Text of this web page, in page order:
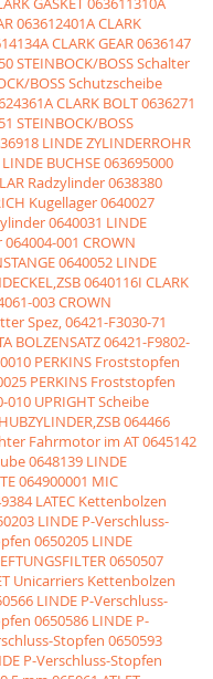
063612401A CLARK
CLARK GEAR0636147
STEINBOCK/BOSS Schalter
BOSS Schutzscheibe
CLARK BOLT0636271
STEINBOCK/BOSS
LINDE ZYLINDERROHR
BUCHSE063695000
Radzylinder0638380
Kugellager0640027
0640031 LINDE
064004-001 CROWN
0640052 LINDE
0640116I CLARK
003 CROWN
Spez,06421-F3030-71
BOLZENSATZ06421-F9802-
PERKINS Froststopfen
PERKINS Froststopfen
010 UPRIGHT Scheibe
064466
Fahrmotor im AT0645142
0648139 LINDE
064900001 MIC
LATEC Kettenbolzen
LINDE P-Verschluss-
0650205 LINDE
0650507
Unicarriers Kettenbolzen
LINDE P-Verschluss-
0650586 LINDE P-
Stopfen 0650593
P-Verschluss-Stopfen